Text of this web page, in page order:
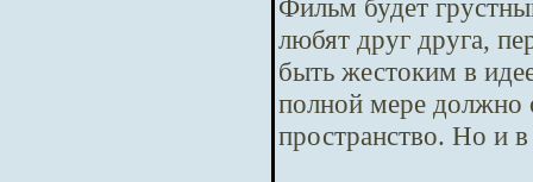
Фильм будет
любят друг друга,
быть жестоким в
полной мере должно
пространство. Но и